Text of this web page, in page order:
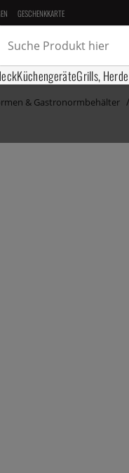
GESCHENKKARTE
KüchengeräteGrills,
& Gastronormbehälter